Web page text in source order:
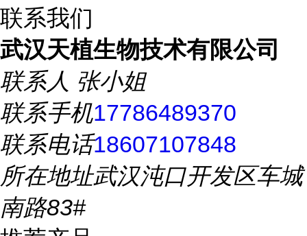
联系我们
武汉天植生物技术有限公司
联系人 张小姐
联系手机17786489370
联系电话18607107848
所在地址武汉沌口开发区车城
南路83#